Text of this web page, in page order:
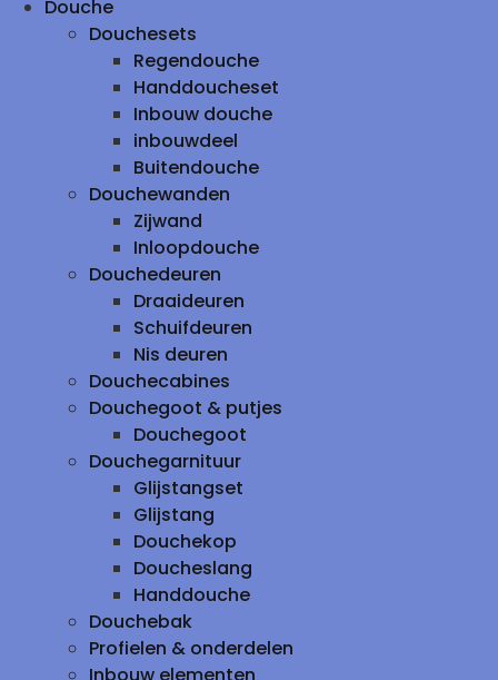
Douche
Douchesets
Regendouche
Handdoucheset
Inbouw douche
inbouwdeel
Buitendouche
Douchewanden
Zijwand
Inloopdouche
Douchedeuren
Draaideuren
Schuifdeuren
Nis deuren
Douchecabines
Douchegoot & putjes
Douchegoot
Douchegarnituur
Glijstangset
Glijstang
Douchekop
Doucheslang
Handdouche
Douchebak
Profielen & onderdelen
Inbouw elementen